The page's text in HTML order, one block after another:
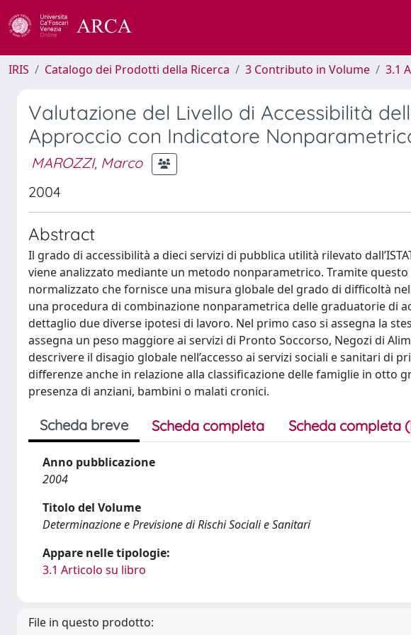
IRIS Catalogo dei Prodotti della Ricerca 3 Contributo in Volume 3.1
Valutazione del Livello di Accessibilità
Approccio con Indicatore
MAROZZI, Marco
2004
Abstract
Il grado di accessibilità a dieci servizi di pubblica utilità rilevato
viene analizzato mediante un metodo nonparametrico. Tramite
normalizzato che fornisce una misura globale del grado di difficoltà
una procedura di combinazione nonparametrica delle graduatorie di
dettaglio due diverse ipotesi di lavoro. Nel primo caso si assegna la
assegna un peso maggiore ai servizi di Pronto Soccorso, Negozi di
descrivere il disagio globale nell’accesso ai servizi sociali e sanitari di
differenze anche in relazione alla classificazione delle famiglie in otto
presenza di anziani, bambini o malati cronici.
Scheda breve Scheda completa Scheda completa
Anno pubblicazione
2004
Titolo del Volume
Determinazione e Previsione di Rischi Sociali e Sanitari
Appare nelle tipologie:
3.1 Articolo su libro
File in questo prodotto: